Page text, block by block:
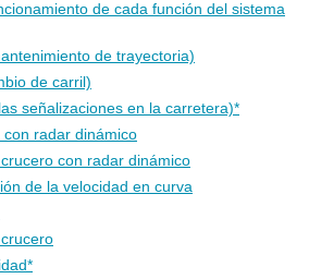
de cada función del sistema
de trayectoria)
de carril)
señalizaciones en la carretera)*
radar dinámico
con radar dinámico
de la velocidad en curva